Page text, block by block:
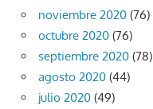
noviembre 2020 (76)
octubre 2020 (76)
septiembre 2020 (78)
agosto 2020 (44)
julio 2020 (49)